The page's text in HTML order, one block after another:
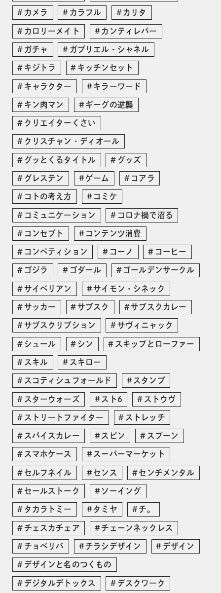
カメラ カラフル カリタ
カロリーメイト カンティレバー
ガチャ ガブリエル・シャネル
キジトラ キッチンセット
キャラクター キラーワード
キン肉マン ギーグの逆襲
クリエイターくさい
クリスチャン・ディオール
グッとくるタイトル グッズ
グレステン ゲーム コアラ
コトの考え方 コミケ
コミュニケーション コロナ禍で沼る
コンセプト コンテンツ消費
コンペティション コーノ コーヒー
ゴジラ ゴダール ゴールデンサークル
サイベリアン サイモン・シネック
サッカー サブスク サブスクカレー
サブスクリプション サヴィニャック
シュール シン スキップとローファー
スキル スキロー
スコティシュフォールド スタンプ
スターウォーズ スト6 ストウヴ
ストリートファイター ストレッチ
スパイスカレー スピン スプーン
スマホケース スーパーマーケット
セルフネイル センス センチメンタル
セールストーク ソーイング
タカラトミー タミヤ チ。
チェスカチェア チェーンネックレス
チョベリバ チラシデザイン デザイン
デザインと名のつくもの
デジタルデトックス デスクワーク